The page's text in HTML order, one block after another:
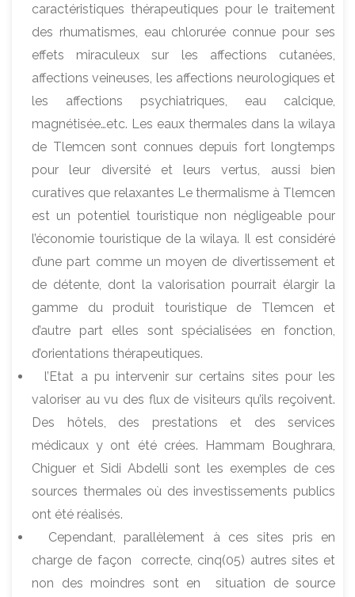
caractéristiques thérapeutiques pour le traitement
des rhumatismes, eau chlorurée connue pour ses
effets miraculeux sur les affections cutanées,
affections veineuses, les affections neurologiques et
les affections psychiatriques, eau calcique,
magnétisée…etc. Les eaux thermales dans la wilaya
de Tlemcen sont connues depuis fort longtemps
pour leur diversité et leurs vertus, aussi bien
curatives que relaxantes Le thermalisme à Tlemcen
est un potentiel touristique non négligeable pour
l’économie touristique de la wilaya. Il est considéré
d’une part comme un moyen de divertissement et
de détente, dont la valorisation pourrait élargir la
gamme du produit touristique de Tlemcen et
d’autre part elles sont spécialisées en fonction,
d’orientations thérapeutiques.
l’Etat a pu intervenir sur certains sites pour les
valoriser au vu des flux de visiteurs qu’ils reçoivent.
Des hôtels, des prestations et des services
médicaux y ont été crées. Hammam Boughrara,
Chiguer et Sidi Abdelli sont les exemples de ces
sources thermales où des investissements publics
ont été réalisés.
Cependant, parallèlement à ces sites pris en
charge de façon correcte, cinq(05) autres sites et
non des moindres sont en situation de source